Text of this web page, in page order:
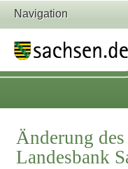
Navigation
Änderung
Landesbank